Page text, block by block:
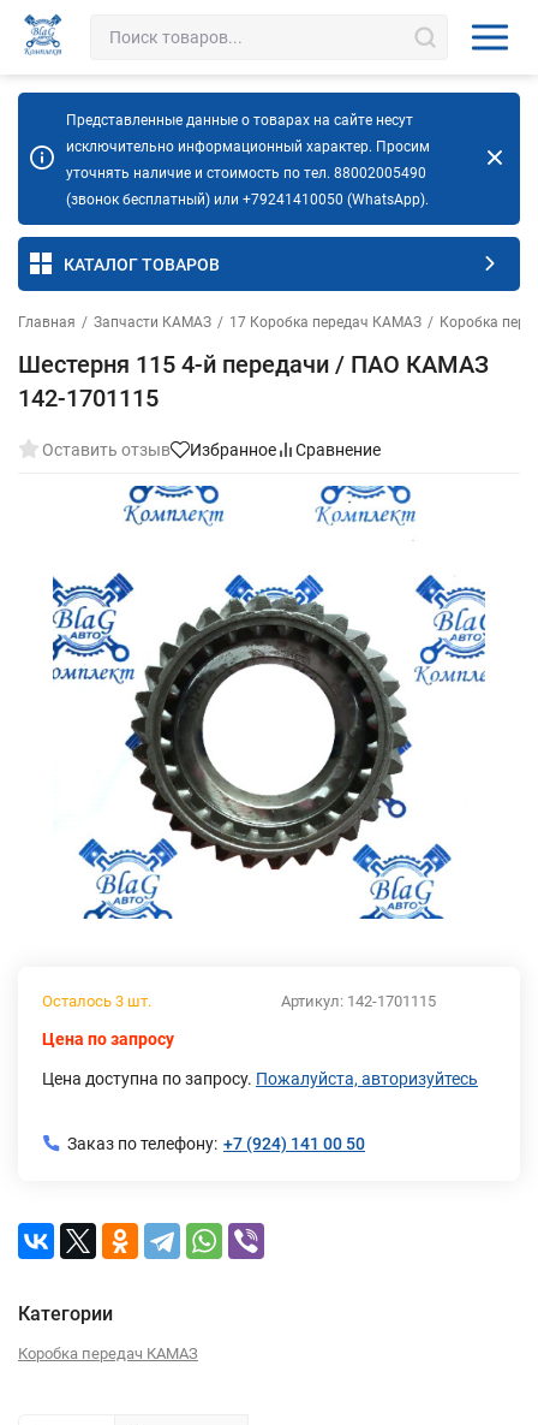
Представленные данные о товарах на сайте несут
исключительно информационный характер. Просим
уточнять наличие и стоимость по тел. 88002005490
(звонок бесплатный) или +79241410050 (WhatsApp).
КАТАЛОГ ТОВАРОВ
Главная / Запчасти КАМАЗ / 17 Коробка передач КАМАЗ / Коробка
Шестерня 115 4-й передачи / ПАО КАМАЗ
142-1701115
Оставить отзыв Избранное Сравнение
Артикул: 142-1701115
Осталось 3 шт.
Цена по запросу
Цена доступна по запросу. Пожалуйста, авторизуйтесь
Заказ по телефону: +7 (924) 141 00 50
Категории
Коробка передач КАМАЗ